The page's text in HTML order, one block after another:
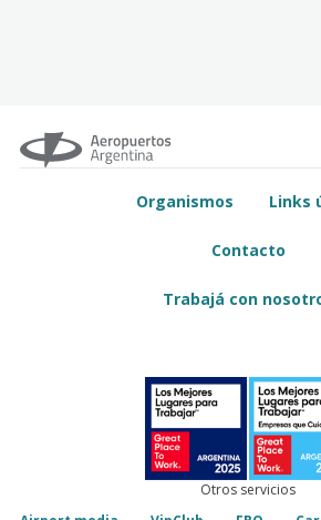
Organismos Links
Contacto
Trabajá con
Otros servicios